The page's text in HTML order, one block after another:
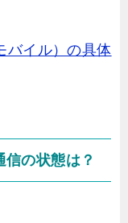
バイル）の具体
の状態は？